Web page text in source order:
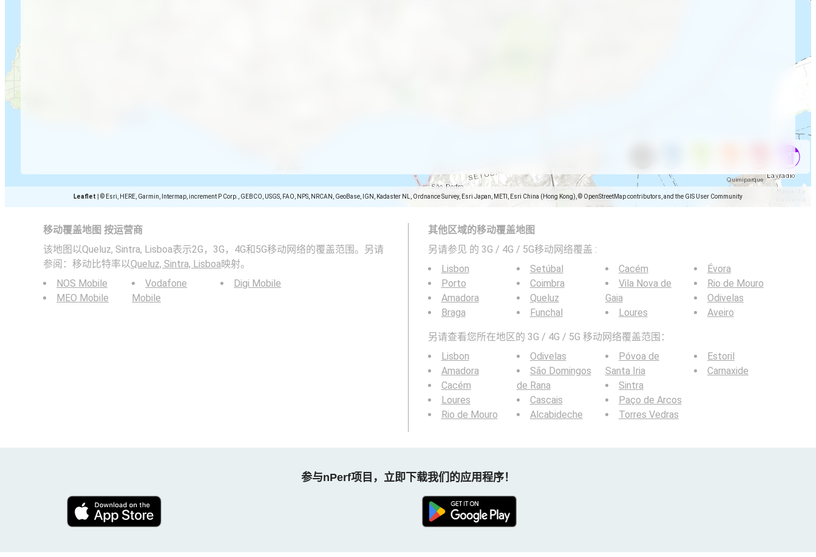
Leaflet © Esri, HERE, Garmin, Intermap, increment P Corp., GEBCO, USGS, FAO, NPS, NRCAN, GeoBase, IGN, Kadaster NL, Ordnance Survey, Esri Japan, METI, Esri China (Hong Kong), © OpenStreetMap contributors, and the GIS User Community
移动覆盖地图 按运营商
该地图以Queluz, Sintra, Lisboa表示2G，3G，4G和5G移动网络的覆盖范围。另请
参阅：移动比特率以Queluz, Sintra, Lisboa映射。
NOS Mobile
MEO Mobile
Vodafone
Mobile
Digi Mobile
其他区域的移动覆盖地图
另请参见 的 3G / 4G / 5G移动网络覆盖 :
Lisbon
Porto
Amadora
Braga
Setúbal
Coimbra
Queluz
Funchal
Cacém
Vila Nova de
Gaia
Loures
Évora
Rio de Mouro
Odivelas
Aveiro
另请查看您所在地区的 3G / 4G / 5G 移动网络覆盖范围：
Lisbon
Amadora
Cacém
Loures
Rio de Mouro
Odivelas
São Domingos
de Rana
Cascais
Alcabideche
Póvoa de
Santa Iria
Sintra
Paço de Arcos
Torres Vedras
Estoril
Carnaxide
参与nPerf项目，立即下载我们的应用程序！